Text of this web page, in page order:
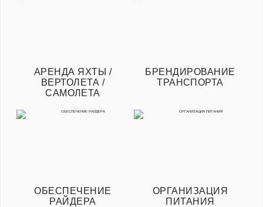
АРЕНДА ЯХТЫ /
ВЕРТОЛЕТА /
САМОЛЕТА
БРЕНДИРОВАНИЕ
ТРАНСПОРТА
ОБЕСПЕЧЕНИЕ
РАЙДЕРА
ОРГАНИЗАЦИЯ
ПИТАНИЯ